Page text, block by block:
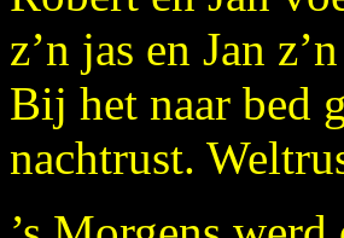
z’n jas en Jan
Bij het naar bed
nachtrust.